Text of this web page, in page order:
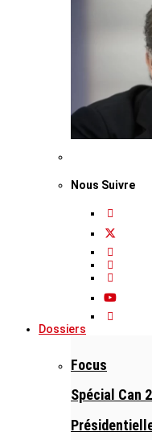
Nous Suivre
Dossiers
Focus
Spécial Can